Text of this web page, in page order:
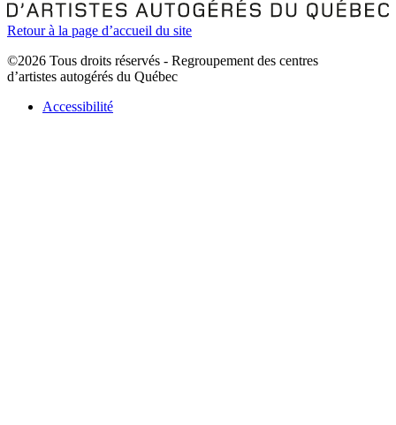
Retour à la page d’accueil du site
©2026 Tous droits réservés - Regroupement des centres
d’artistes autogérés du Québec
Accessibilité